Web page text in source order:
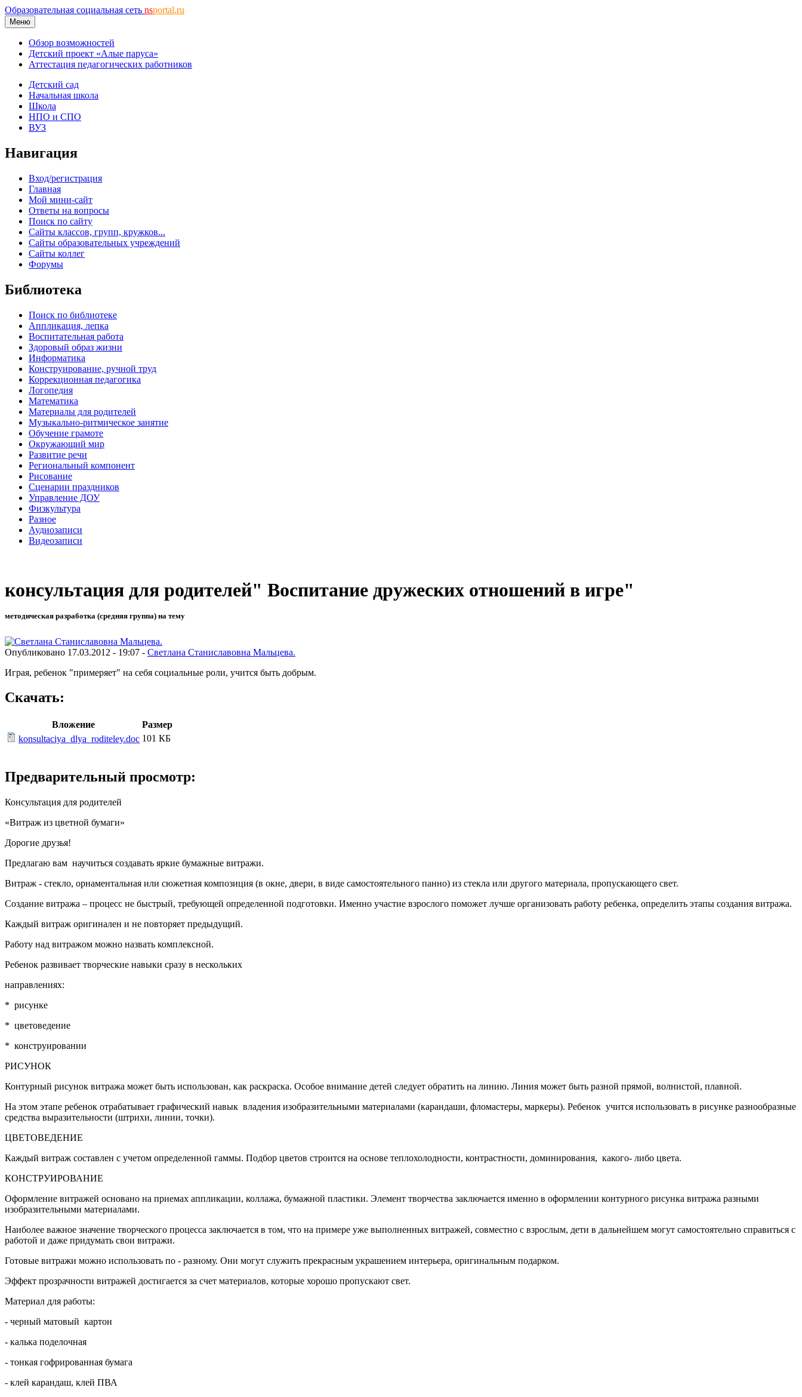
Образовательная социальная сеть nsportal.ru
Меню
Обзор возможностей
Детский проект «Алые паруса»
Аттестация педагогических работников
Детский сад
Начальная школа
Школа
НПО и СПО
ВУЗ
Навигация
Вход/регистрация
Главная
Мой мини-сайт
Ответы на вопросы
Поиск по сайту
Сайты классов, групп, кружков...
Сайты образовательных учреждений
Сайты коллег
Форумы
Библиотека
Поиск по библиотеке
Аппликация, лепка
Воспитательная работа
Здоровый образ жизни
Информатика
Конструирование, ручной труд
Коррекционная педагогика
Логопедия
Математика
Материалы для родителей
Музыкально-ритмическое занятие
Обучение грамоте
Окружающий мир
Развитие речи
Региональный компонент
Рисование
Сценарии праздников
Управление ДОУ
Физкультура
Разное
Аудиозаписи
Видеозаписи
консультация для родителей" Воспитание дружеских отношений в игре"
методическая разработка (средняя группа) на тему
Опубликовано 17.03.2012 - 19:07 - Светлана Станиславовна Мальцева.
Играя, ребенок "примеряет" на себя социальные роли, учится быть добрым.
Скачать:
Вложение
Размер
konsultaciya_dlya_roditeley.doc 101 КБ
Предварительный просмотр:
Консультация для родителей
«Витраж из цветной бумаги»
Дорогие друзья!
Предлагаю вам научиться создавать яркие бумажные витражи.
Витраж - стекло, орнаментальная или сюжетная композиция (в окне, двери, в виде самостоятельного панно) из стекла или другого материала, пропускающего свет.
Создание витража – процесс не быстрый, требующей определенной подготовки. Именно участие взрослого поможет лучше организовать работу ребенка, определить этапы создания витража.
Каждый витраж оригинален и не повторяет предыдущий.
Работу над витражом можно назвать комплексной.
Ребенок развивает творческие навыки сразу в нескольких
направлениях:
* рисунке
* цветоведение
* конструировании
РИСУНОК
Контурный рисунок витража может быть использован, как раскраска. Особое внимание детей следует обратить на линию. Линия может быть разной прямой, волнистой, плавной.
На этом этапе ребенок отрабатывает графический навык владения изобразительными материалами (карандаши, фломастеры, маркеры). Ребенок учится использовать в рисунке разнообразные
средства выразительности (штрихи, линии, точки).
ЦВЕТОВЕДЕНИЕ
Каждый витраж составлен с учетом определенной гаммы. Подбор цветов строится на основе теплохолодности, контрастности, доминирования, какого- либо цвета.
КОНСТРУИРОВАНИЕ
Оформление витражей основано на приемах аппликации, коллажа, бумажной пластики. Элемент творчества заключается именно в оформлении контурного рисунка витража разными
изобразительными материалами.
Наиболее важное значение творческого процесса заключается в том, что на примере уже выполненных витражей, совместно с взрослым, дети в дальнейшем могут самостоятельно справиться с
работой и даже придумать свои витражи.
Готовые витражи можно использовать по - разному. Они могут служить прекрасным украшением интерьера, оригинальным подарком.
Эффект прозрачности витражей достигается за счет материалов, которые хорошо пропускают свет.
Материал для работы:
- черный матовый картон
- калька поделочная
- тонкая гофрированная бумага
- клей карандаш, клей ПВА